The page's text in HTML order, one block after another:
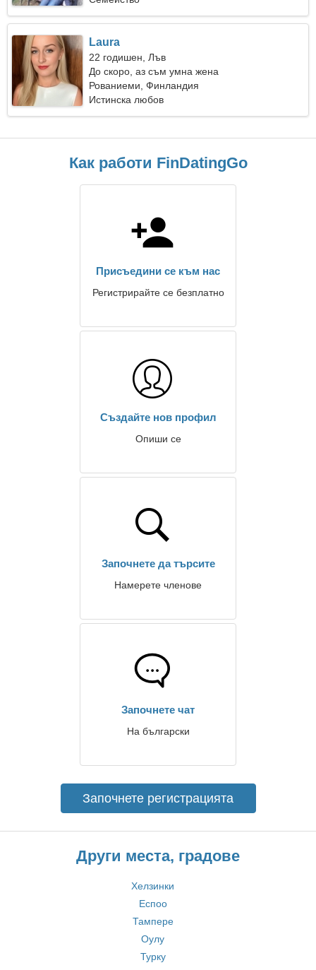
Laura
22 годишен, Лъв
До скоро, аз съм умна жена
Рованиеми, Финландия
Истинска любов
Как работи FinDatingGo
Присъедини се към нас
Регистрирайте се безплатно
Създайте нов профил
Опиши се
Започнете да търсите
Намерете членове
Започнете чат
На български
Започнете регистрацията
Други места, градове
Хелзинки
Еспоо
Тампере
Оулу
Турку